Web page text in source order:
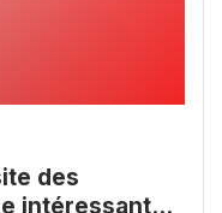
des
intéressante